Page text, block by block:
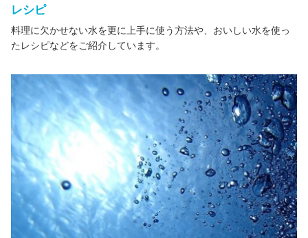
レシピ
料理に欠かせない水を更に上手に使う方法や、おいしい水を使っ
たレシピなどをご紹介しています。